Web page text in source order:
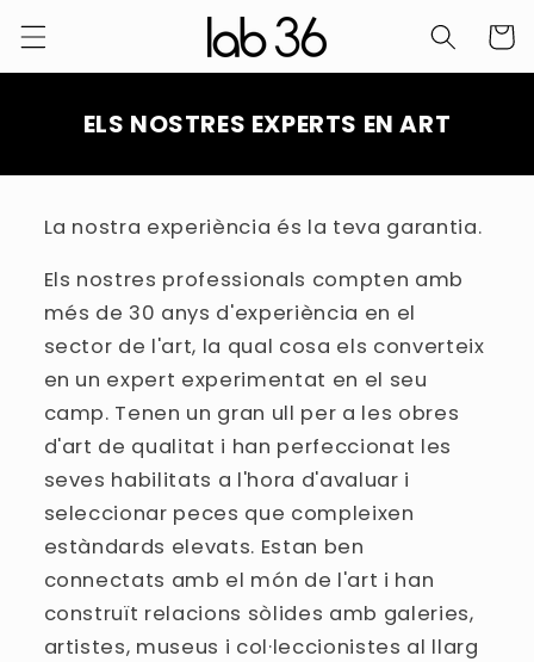
Saltar al
contingut
Carro
ELS NOSTRES EXPERTS EN ART
La nostra experiència és la teva garantia.
Els nostres professionals compten amb
més de 30 anys d'experiència en el
sector de l'art, la qual cosa els converteix
en un expert experimentat en el seu
camp. Tenen un gran ull per a les obres
d'art de qualitat i han perfeccionat les
seves habilitats a l'hora d'avaluar i
seleccionar peces que compleixen
estàndards elevats. Estan ben
connectats amb el món de l'art i han
construït relacions sòlides amb galeries,
artistes, museus i col·leccionistes al llarg